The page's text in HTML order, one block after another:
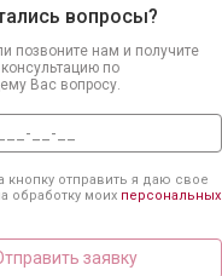
вопросы?
позвоните нам и получите
по
Вас вопросу.
кнопку отправить я даю свое
обработку моих персональных
заявку